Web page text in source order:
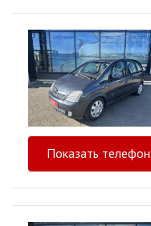
Показать телефон